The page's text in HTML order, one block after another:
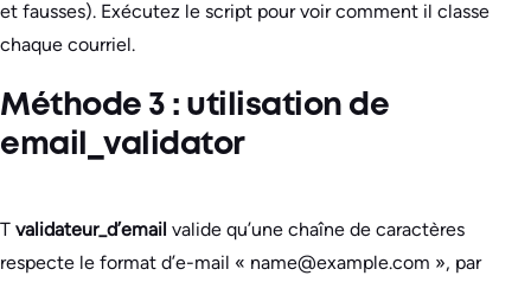
et fausses). Exécutez le script pour voir comment il classe
chaque courriel.
Méthode 3 : utilisation de
email_validator
T validateur_d’email valide qu’une chaîne de caractères
respecte le format d’e-mail « name@example.com », par